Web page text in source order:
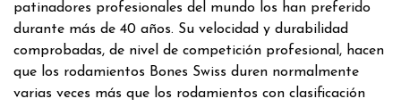
patinadores profesionales del mundo los han preferido
durante más de 40 años. Su velocidad y durabilidad
comprobadas, de nivel de competición profesional, hacen
que los rodamientos Bones Swiss duren normalmente
varias veces más que los rodamientos con clasificación